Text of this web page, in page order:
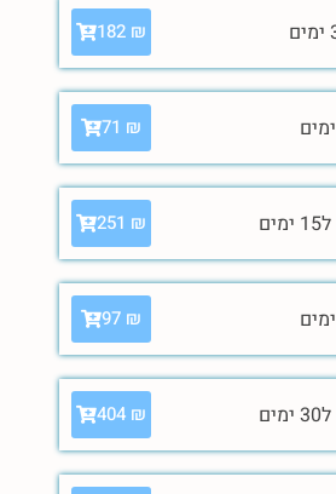
182 ₪
71 ₪
251 ₪
97 ₪
404 ₪